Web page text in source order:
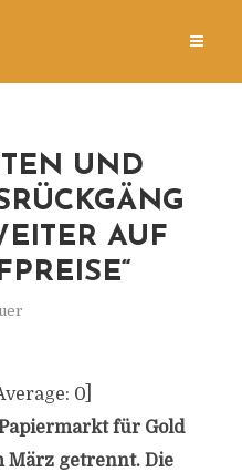
UND
AUF
0]
für Gold
März getrennt. Die